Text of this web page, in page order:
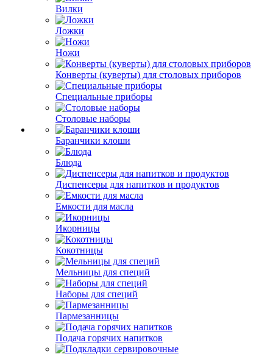
Вилки
Ложки
Ножи
Конверты (куверты) для столовых приборов
Специальные приборы
Столовые наборы
Баранчики клоши
Блюда
Диспенсеры для напитков и продуктов
Емкости для масла
Икорницы
Кокотницы
Мельницы для специй
Наборы для специй
Пармезанницы
Подача горячих напитков